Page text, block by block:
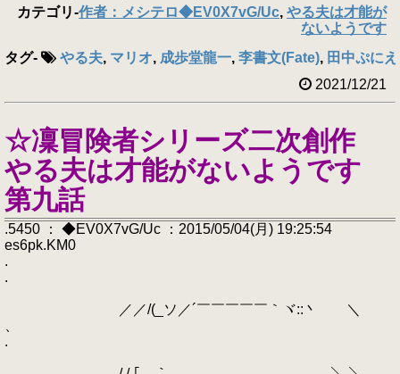
カテゴリ-作者：メシテロ◆EV0X7vG/Uc, やる夫は才能が
ないようです
タグ- やる夫, マリオ, 成歩堂龍一, 李書文(Fate), 田中ぷにえ
2021/12/21
☆凜冒険者シリーズ二次創作
やる夫は才能がないようです
第九話
.5450 ： ◆EV0X7vG/Uc ：2015/05/04(月) 19:25:54
es6pk.KM0
.
.
／／/(_ソ／´￣￣￣￣￣｀ヾ::丶 ＼
.